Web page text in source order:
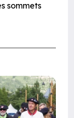
sommets